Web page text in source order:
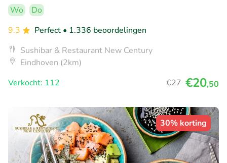
Wo
Do
9.3
Perfect • 1.336 beoordelingen
Sushibar & Restaurant New Century
Eindhoven (2km)
Verkocht: 112
€27 €20,50
30% korting